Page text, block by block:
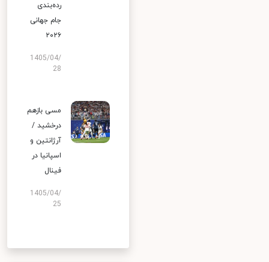
رده‌بندی
جام جهانی
۲۰۲۶
1405/04/
28
مسی بازهم
درخشید /
آرژانتین و
اسپانیا در
فینال
1405/04/
25